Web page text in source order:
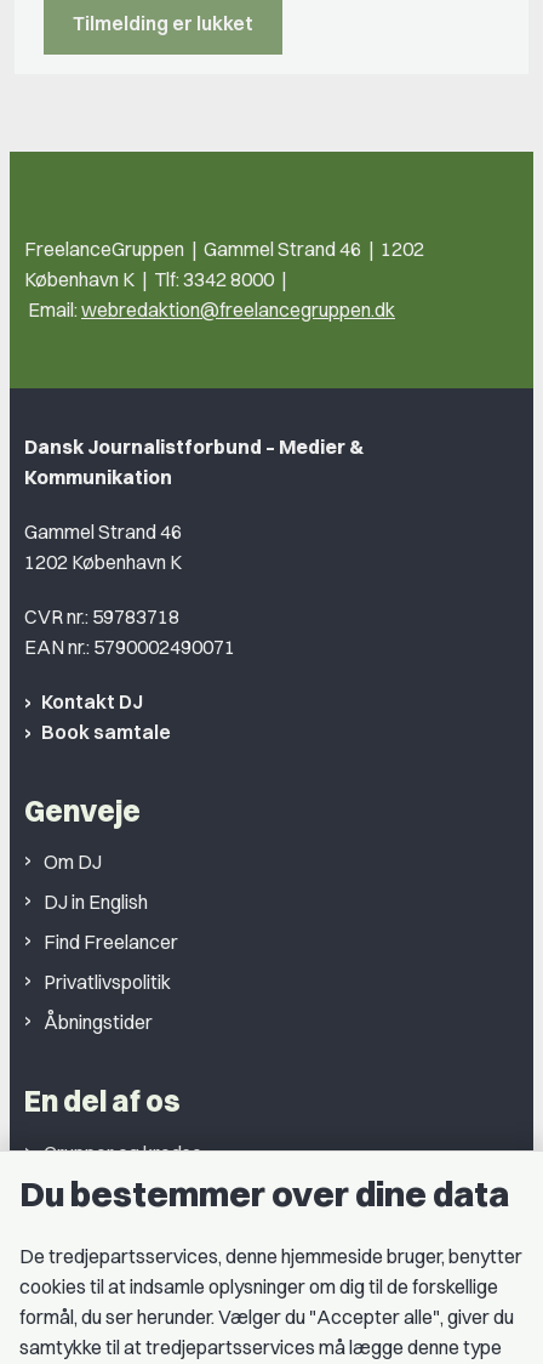
Tilmelding er lukket
FreelanceGruppen | Gammel Strand 46 | 1202
København K | Tlf: 3342 8000 |
Email: webredaktion@freelancegruppen.dk
Dansk Journalistforbund – Medier &
Kommunikation
Gammel Strand 46
1202 København K
CVR nr.: 59783718
EAN nr.: 5790002490071
Kontakt DJ
Book samtale
Genveje
Om DJ
DJ in English
Find Freelancer
Privatlivspolitik
Åbningstider
En del af os
Grupper og kredse
Studentergrupper
Medlemskab
Du bestemmer over dine data
De tredjepartsservices, denne hjemmeside bruger, benytter
cookies til at indsamle oplysninger om dig til de forskellige
formål, du ser herunder. Vælger du "Accepter alle", giver du
samtykke til at tredjepartsservices må lægge denne type